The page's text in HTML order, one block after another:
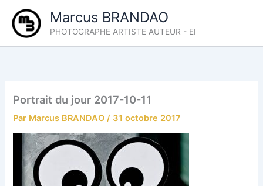
contenu
Marcus BRANDAO
PHOTOGRAPHE ARTISTE AUTEUR - EI
Portrait du jour 2017-10-11
Par Marcus BRANDAO/ 31 octobre 2017